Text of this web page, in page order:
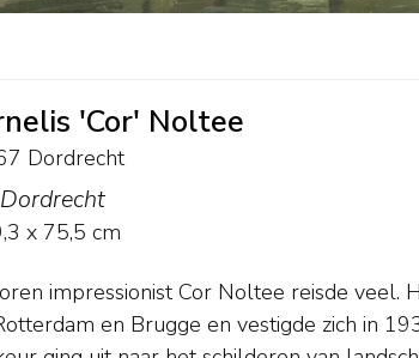
'Cor' Noltee
Dordrecht
x 75,5 cm
impressionist Cor Noltee reisde veel.
en Brugge en vestigde zich in
in een robuuste, zelfverzekerde stijl.
Breitner' genoemd. Als leerling van de